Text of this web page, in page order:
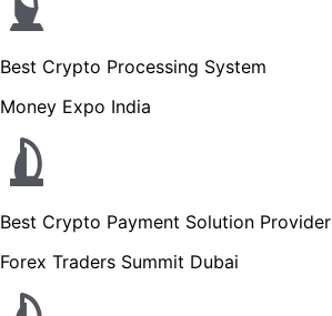
Best Crypto Processing System
Money Expo India
Best Crypto Payment Solution Provider
Forex Traders Summit Dubai